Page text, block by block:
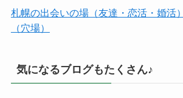
札幌の出会いの場（友達・恋活・婚活
（穴場）
気になるブログもたくさん♪